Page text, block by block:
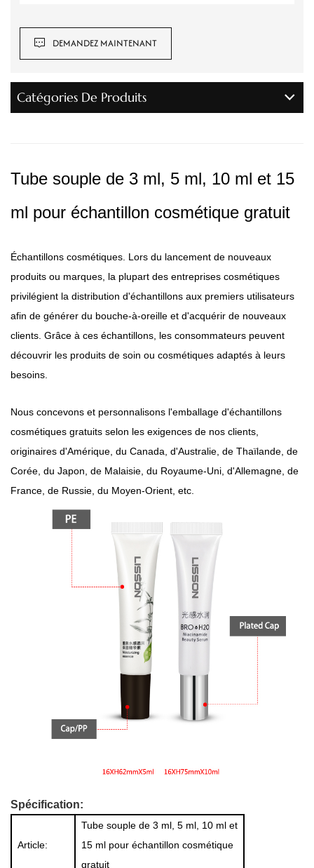
DEMANDEZ MAINTENANT
Catégories De Produits
Tube souple de 3 ml, 5 ml, 10 ml et 15
ml pour échantillon cosmétique gratuit
Échantillons cosmétiques. Lors du lancement de nouveaux
produits ou marques, la plupart des entreprises cosmétiques
privilégient la distribution d'échantillons aux premiers utilisateurs
afin de générer du bouche-à-oreille et d'acquérir de nouveaux
clients. Grâce à ces échantillons, les consommateurs peuvent
découvrir les produits de soin ou cosmétiques adaptés à leurs
besoins.
Nous concevons et personnalisons l'emballage d'échantillons
cosmétiques gratuits selon les exigences de nos clients,
originaires d'Amérique, du Canada, d'Australie, de Thaïlande, de
Corée, du Japon, de Malaisie, du Royaume-Uni, d'Allemagne, de
France, de Russie, du Moyen-Orient, etc.
Spécification:
Article:
Tube souple de 3 ml, 5 ml, 10 ml et
15 ml pour échantillon cosmétique
gratuit